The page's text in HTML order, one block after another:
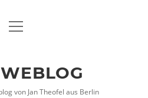
twitterfacebook
xing
Menü
von Jan Theofel aus Berlin